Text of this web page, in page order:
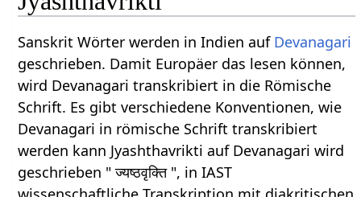
Sanskrit Wörter werden in Indien auf Devanagari
geschrieben. Damit Europäer das lesen können,
wird Devanagari transkribiert in die Römische
Schrift. Es gibt verschiedene Konventionen, wie
Devanagari in römische Schrift transkribiert
werden kann Jyashthavrikti auf Devanagari wird
geschrieben " ज्यष्ठवृक्ति ", in IAST